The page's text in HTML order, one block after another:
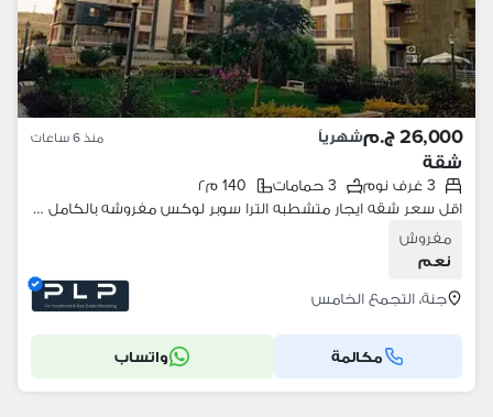
26,000 ج.م شهرياً منذ 6 ساعات
شقة
3 غرف نوم 3 حمامات
140 م٢
اقل سعر شقه ايجار متشطبه الترا سوبر لوكس مفروشه بالكامل جاهزه للسكن فيو مميز للايجار في كمبوند جنه
مفروش
نعم
جنة، التجمع الخامس
مكالمة واتساب